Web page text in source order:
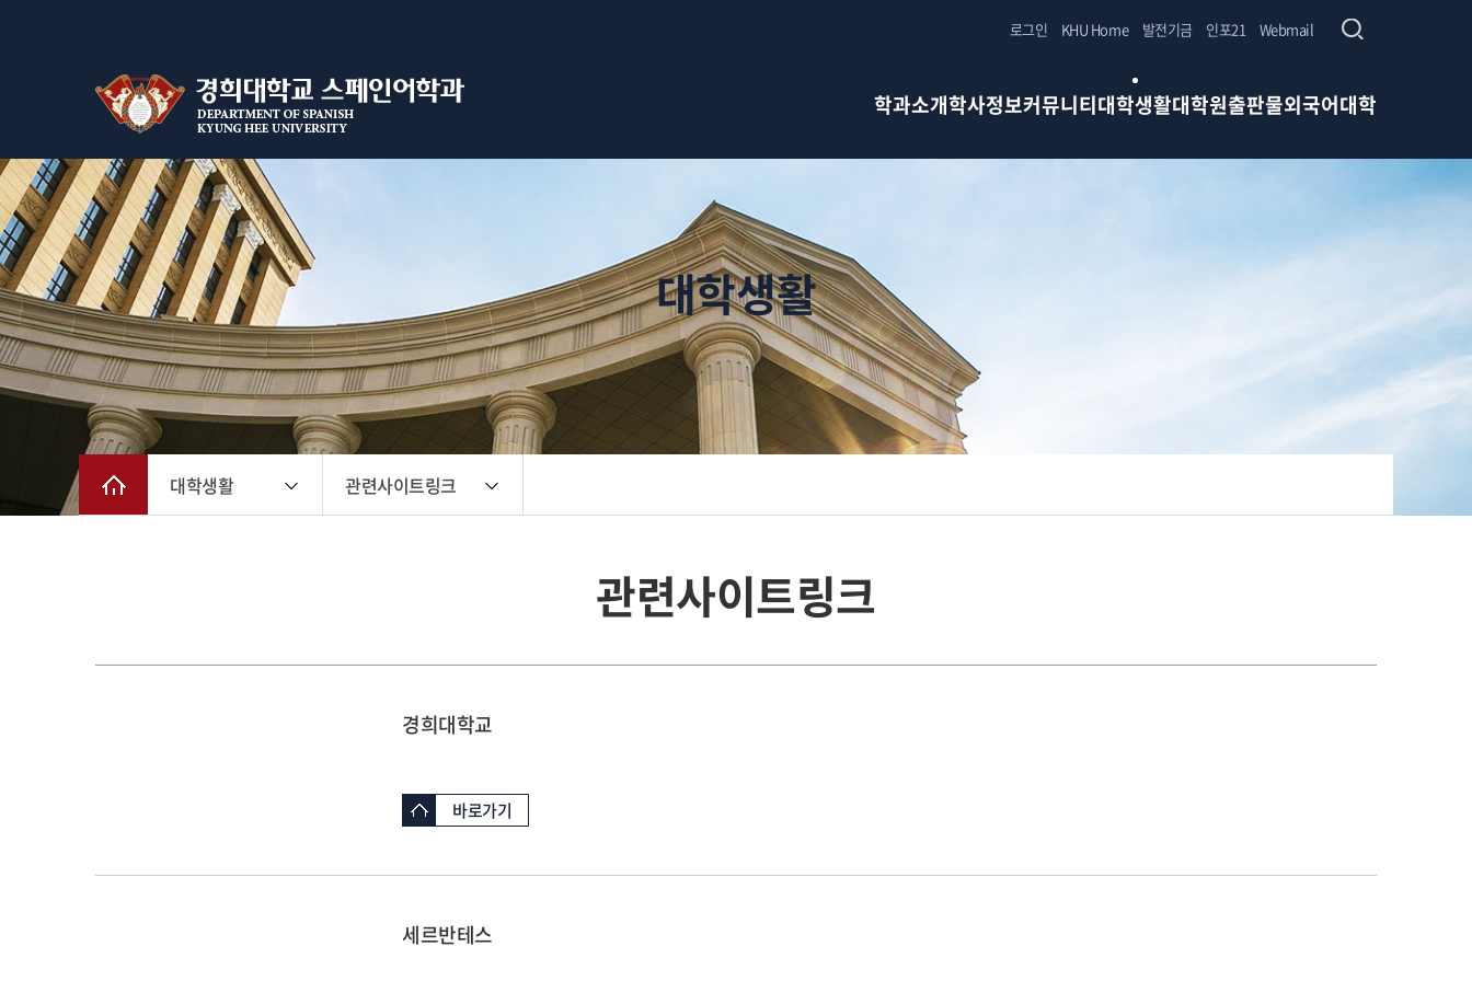
학과소개학사정보커뮤니티대학생활대학원출판물외국어대학
로그인 KHU Home 발전기금 인포21 Webmail
대학생활
대학생활 관련사이트링크
관련사이트링크
경희대학교
바로가기
세르반테스